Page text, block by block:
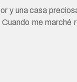
y una casa
me marché